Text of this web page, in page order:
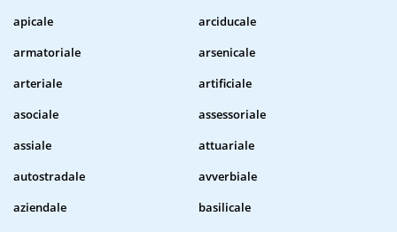
apicale
arciducale
armatoriale
arsenicale
arteriale
artificiale
asociale
assessoriale
assiale
attuariale
autostradale
avverbiale
aziendale
basilicale